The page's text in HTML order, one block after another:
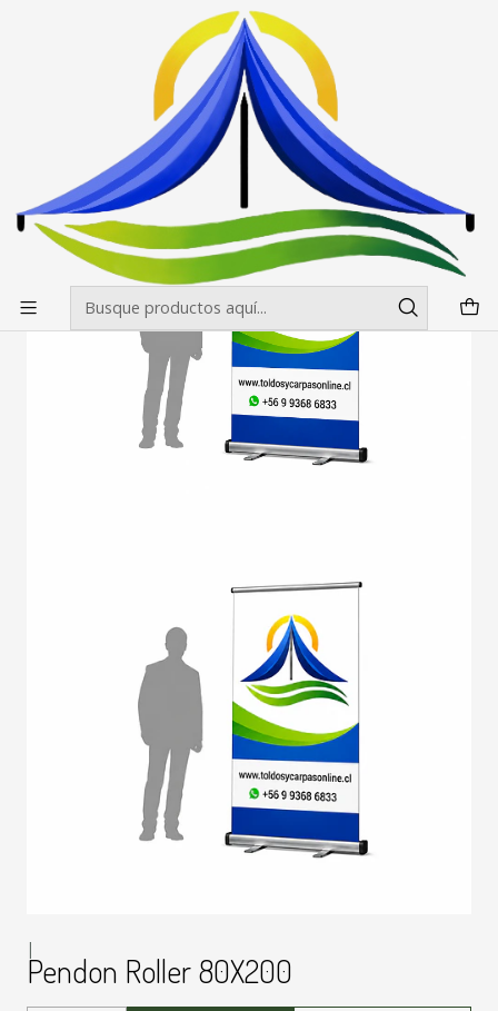
Envíos gratis desde $500.000 en Santiago
Pendones Roller Pendon Rollar 80x200
Pendon Roller 80X200
|
Pendon Roller 80X200